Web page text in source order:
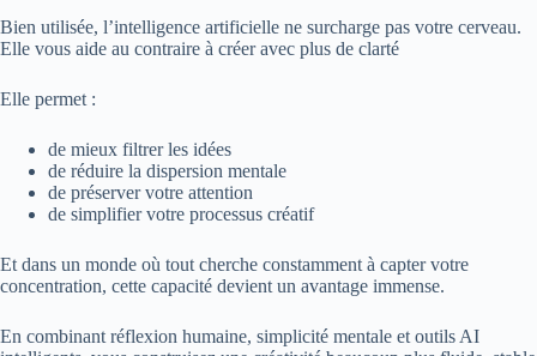
Bien utilisée, l’intelligence artificielle ne surcharge pas votre cerveau.
Elle vous aide au contraire à créer avec plus de clarté
Elle permet :
de mieux filtrer les idées
de réduire la dispersion mentale
de préserver votre attention
de simplifier votre processus créatif
Et dans un monde où tout cherche constamment à capter votre
concentration, cette capacité devient un avantage immense.
En combinant réflexion humaine, simplicité mentale et outils AI